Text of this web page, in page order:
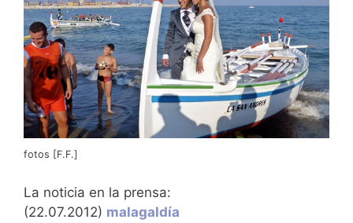
fotos [F.F.]
La noticia en la prensa:
(22.07.2012) malagaldía